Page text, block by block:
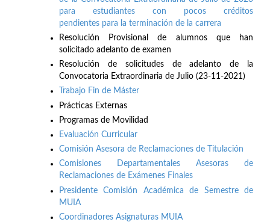
para estudiantes con pocos créditos
pendientes para la terminación de la carrera
Resolución Provisional de alumnos que han
solicitado adelanto de examen
Resolución de solicitudes de adelanto de la
Convocatoria Extraordinaria de Julio (23-11-2021)
Trabajo Fin de Máster
Prácticas Externas
Programas de Movilidad
Evaluación Curricular
Comisión Asesora de Reclamaciones de Titulación
Comisiones Departamentales Asesoras de
Reclamaciones de Exámenes Finales
Presidente Comisión Académica de Semestre de
MUIA
Coordinadores Asignaturas MUIA